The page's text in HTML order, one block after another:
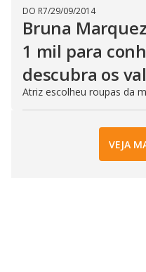
DO R7/29/09/2014
Bruna
1 mil para
descubra os
Atriz escolheu roupas da
VEJA